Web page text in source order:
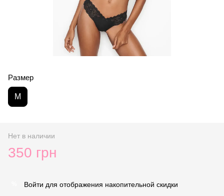
Размер
M
Нет в наличии
350 грн
Войти для отображения накопительной скидки